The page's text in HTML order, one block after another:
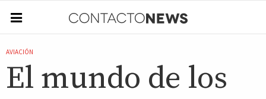
AVIACIÓN
El mundo de los